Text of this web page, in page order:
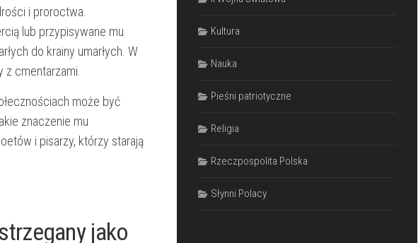
i proroctwa.
lub przypisywane mu
do krainy umarłych. W
cmentarzami.
może być
znaczenie ⁣mu
i pisarzy, ⁣którzy starają
jako
Kultura
Nauka
Pieśni patriotyczne
Religia
Rzeczpospolita Polska
Słynni Polacy